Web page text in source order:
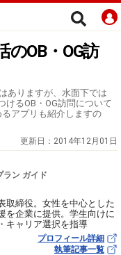
OB・OG訪
ありますが、水面下では
るOB・OG訪問について
アプリも紹介しますの
更新日： 2014年12月01日
ラン ガイド
締役。女性を中心とした
を企業に提供。学生向けに
キャリア選択を指導
プロフィール詳細
執筆記事一覧